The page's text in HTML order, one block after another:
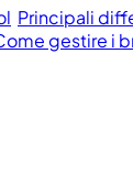
Principali
gestire i